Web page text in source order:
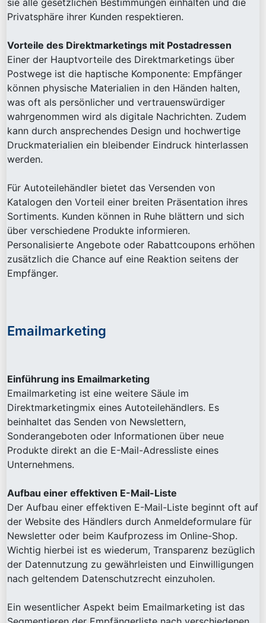
sie alle gesetzlichen Bestimmungen einhalten und die
Privatsphäre ihrer Kunden respektieren.
Vorteile des Direktmarketings mit Postadressen
Einer der Hauptvorteile des Direktmarketings über
Postwege ist die haptische Komponente: Empfänger
können physische Materialien in den Händen halten,
was oft als persönlicher und vertrauenswürdiger
wahrgenommen wird als digitale Nachrichten. Zudem
kann durch ansprechendes Design und hochwertige
Druckmaterialien ein bleibender Eindruck hinterlassen
werden.
Für Autoteilehändler bietet das Versenden von
Katalogen den Vorteil einer breiten Präsentation ihres
Sortiments. Kunden können in Ruhe blättern und sich
über verschiedene Produkte informieren.
Personalisierte Angebote oder Rabattcoupons erhöhen
zusätzlich die Chance auf eine Reaktion seitens der
Empfänger.
Emailmarketing
Einführung ins Emailmarketing
Emailmarketing ist eine weitere Säule im
Direktmarketingmix eines Autoteilehändlers. Es
beinhaltet das Senden von Newslettern,
Sonderangeboten oder Informationen über neue
Produkte direkt an die E-Mail-Adressliste eines
Unternehmens.
Aufbau einer effektiven E-Mail-Liste
Der Aufbau einer effektiven E-Mail-Liste beginnt oft auf
der Website des Händlers durch Anmeldeformulare für
Newsletter oder beim Kaufprozess im Online-Shop.
Wichtig hierbei ist es wiederum, Transparenz bezüglich
der Datennutzung zu gewährleisten und Einwilligungen
nach geltendem Datenschutzrecht einzuholen.
Ein wesentlicher Aspekt beim Emailmarketing ist das